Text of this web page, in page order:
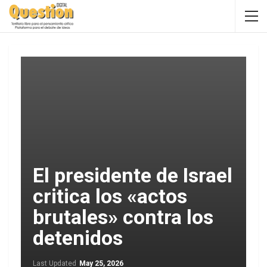
El presidente de Israel
critica los «actos
brutales» contra los
detenidos
Last Updated May 25, 2026